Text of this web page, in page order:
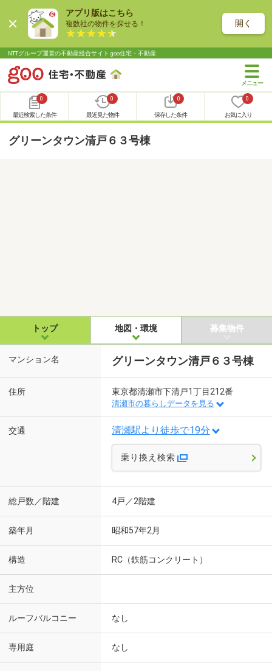
アプリ版はこちら
複数社の物件を探せる！ 開く
NTTグループ運営の不動産総合サイト goo住宅・不動産
0
最近検索した条件
0
最近見た物件
0
保存した条件
0
お気に入り
グリーンタウン清戸６３号棟
トップ 地図・環境 募集物件
マンション名 グリーンタウン清戸６３号棟
住所 東京都清瀬市下清戸1丁目212番
清瀬市の暮らしデータを見る
交通 清瀬駅より徒歩で19分
乗り換え検索
総戸数／階建 4戸／2階建
築年月 昭和57年2月
構造 RC（鉄筋コンクリート）
主方位
ルーフバルコニー なし
専用庭 なし